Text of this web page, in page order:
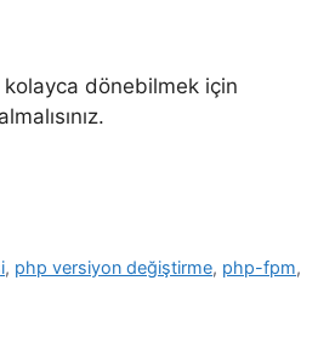
kolayca dönebilmek için
, php versiyon değiştirme, php-fpm,